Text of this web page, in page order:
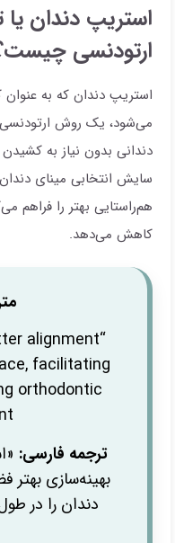
استریپ دندان یا
ارتودنسی
استریپ دندان که به
می‌شود، یک روش
دندانی بدون نیاز به
سایش انتخابی مینای
هم‌راستایی بهتر را فراهم
کاهش می‌دهد.
alignment
facilitating
orthodontic
ترجمه فارسی:
بهینه‌سازی بهتر
دندان را در